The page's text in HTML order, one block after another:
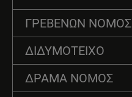
ΓΡΕΒΕΝΩΝ ΝΟΜΟΣ
ΔΙΔΥΜΟΤΕΙΧΟ
ΔΡΑΜΑ ΝΟΜΟΣ